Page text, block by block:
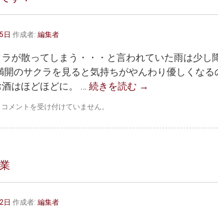
日 作成者: 編集者
が散ってしまう・・・と言われていた雨は少し
開のサクラを見ると気持ちがやんわり優しくな
はほどほどに。 … 続きを読む →
サ
ラ
開
で
す！
コメントを受け付けていません。
日 作成者: 編集者